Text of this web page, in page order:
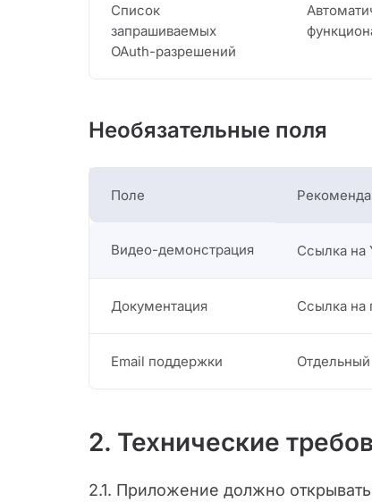
Список
запрашиваемых
OAuth-разрешений
Необязательные поля
Поле
Видео-демонстрация Ссылка на
Документация Ссылка на
Email поддержки Отдельный
2. Технические
2.1. Приложение должно